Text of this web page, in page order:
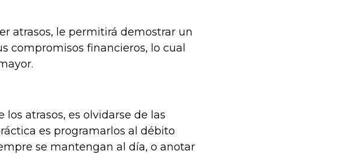
atrasos, le permitirá demostrar un
compromisos financieros, lo cual
atrasos, es olvidarse de las
es programarlos al débito
se mantengan al día, o anotar